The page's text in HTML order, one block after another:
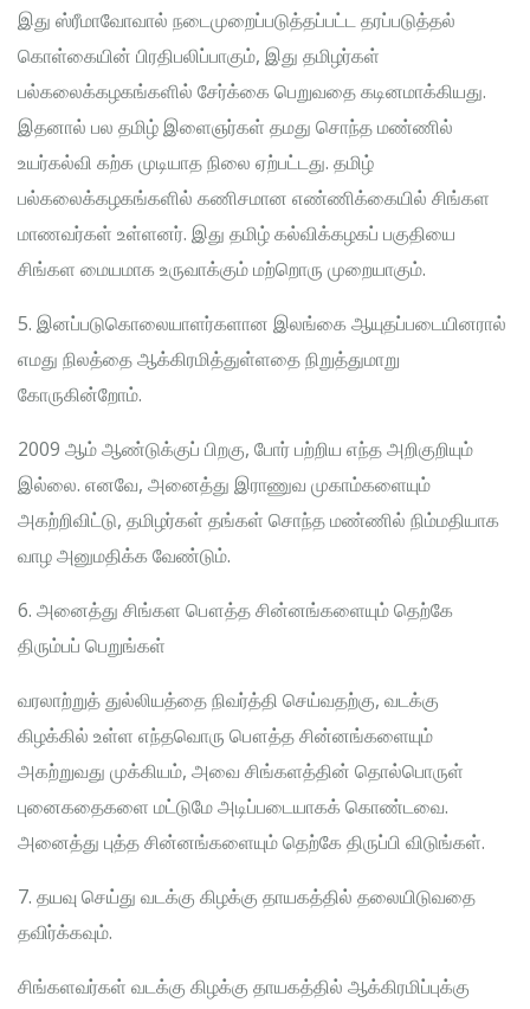
இது ஸ்ரீமாவோவால் நடைமுறைப்படுத்தப்பட்ட தரப்படுத்தல்
கொள்கையின் பிரதிபலிப்பாகும், இது தமிழர்கள்
பல்கலைக்கழகங்களில் சேர்க்கை பெறுவதை கடினமாக்கியது.
இதனால் பல தமிழ் இளைஞர்கள் தமது சொந்த மண்ணில்
உயர்கல்வி கற்க முடியாத நிலை ஏற்பட்டது. தமிழ்
பல்கலைக்கழகங்களில் கணிசமான எண்ணிக்கையில் சிங்கள
மாணவர்கள் உள்ளனர். இது தமிழ் கல்விக்கழகப் பகுதியை
சிங்கள மையமாக உருவாக்கும் மற்றொரு முறையாகும்.
5. இனப்படுகொலையாளர்களான இலங்கை ஆயுதப்படையினரால்
எமது நிலத்தை ஆக்கிரமித்துள்ளதை நிறுத்துமாறு
கோருகின்றோம்.
2009 ஆம் ஆண்டுக்குப் பிறகு, போர் பற்றிய எந்த அறிகுறியும்
இல்லை. எனவே, அனைத்து இராணுவ முகாம்களையும்
அகற்றிவிட்டு, தமிழர்கள் தங்கள் சொந்த மண்ணில் நிம்மதியாக
வாழ அனுமதிக்க வேண்டும்.
6. அனைத்து சிங்கள பௌத்த சின்னங்களையும் தெற்கே
திரும்பப் பெறுங்கள்
வரலாற்றுத் துல்லியத்தை நிவர்த்தி செய்வதற்கு, வடக்கு
கிழக்கில் உள்ள எந்தவொரு பௌத்த சின்னங்களையும்
அகற்றுவது முக்கியம், அவை சிங்களத்தின் தொல்பொருள்
புனைகதைகளை மட்டுமே அடிப்படையாகக் கொண்டவை.
அனைத்து புத்த சின்னங்களையும் தெற்கே திருப்பி விடுங்கள்.
7. தயவு செய்து வடக்கு கிழக்கு தாயகத்தில் தலையிடுவதை
தவிர்க்கவும்.
சிங்களவர்கள் வடக்கு கிழக்கு தாயகத்தில் ஆக்கிரமிப்புக்கு